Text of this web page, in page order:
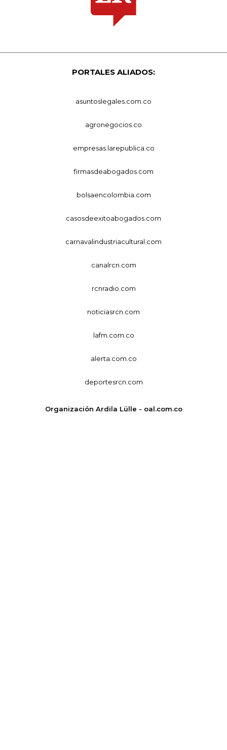
PORTALES ALIADOS:
asuntoslegales.com.co
agronegocios.co
empresas.larepublica.co
firmasdeabogados.com
bolsaencolombia.com
casosdeexitoabogados.com
carnavalindustriacultural.com
canalrcn.com
rcnradio.com
noticiasrcn.com
lafm.com.co
alerta.com.co
deportesrcn.com
Organización Ardila Lülle - oal.com.co